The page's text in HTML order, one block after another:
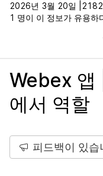
2026년 3월 20일 |
2182
1 명이 이 정보가 유용하
Webex 앱
에서 역할
피드백이 있습